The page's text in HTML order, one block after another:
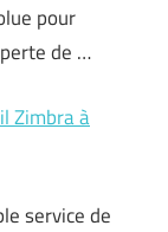
pour
de …
Zimbra à
service de